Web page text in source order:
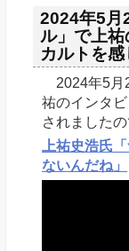
2024年5月
ル」で上
カルトを
2024年5月
祐のインタ
されました
上祐史浩氏
ないんだね」